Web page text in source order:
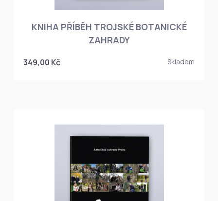
KNIHA PŘÍBĚH TROJSKÉ BOTANICKÉ
ZAHRADY
349,00 Kč Skladem